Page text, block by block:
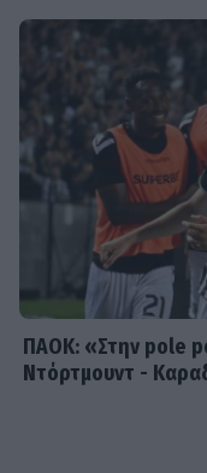
SHOWBIZ
Αναστασοπούλου-
viral βίντεο από τις
και η δυνατή φιλία
Η τελευταία
Καλογερόπουλου: Η
Κυπαρισσία και το
διάρρηξης
ΠΑΟΚ: «Στην pole
Ντόρτμουντ -